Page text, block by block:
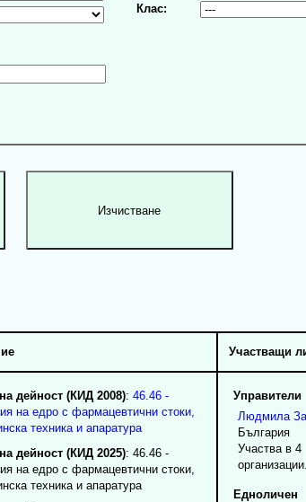
Клас:
Участващи
дейност (КИД 2008): 46.46 -
на едро с фармацевтични стоки,
техника и апаратура
дейност (КИД 2025): 46.46 -
на едро с фармацевтични стоки,
техника и апаратура
Управители
Людмила
България
Участва в 4
организации.
Едноличен